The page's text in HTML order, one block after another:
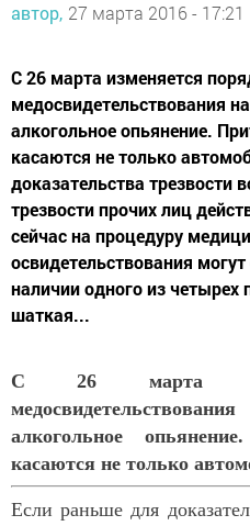
автор, 27 марта 2016 - 17:21
С 26 марта изменяется
медосвидетельствования
алкогольное опьянение.
касаются не только
доказательства трезвости
трезвости прочих лиц
сейчас на процедуру
освидетельствования
наличии одного из четырех
шаткая...
С 26 марта
алкогольное
касаются не только
Если раньше для